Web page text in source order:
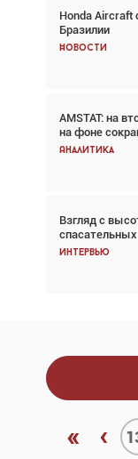
Honda Aircraft
Бразилии
Новости
AMSTAT: на
на фоне
Аналитика
Взгляд с
Интервью
Авиационный
говорит сама
Новости
Проблемы с
Аналитика
Частный
покупке
Интервью
« ‹